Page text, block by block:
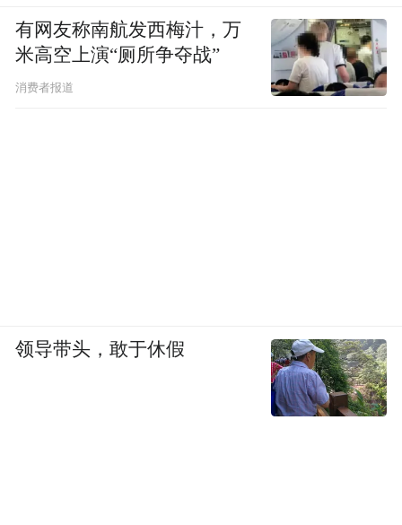
有网友称南航发西梅汁，万
米高空上演“厕所争夺战”
消费者报道
领导带头，敢于休假